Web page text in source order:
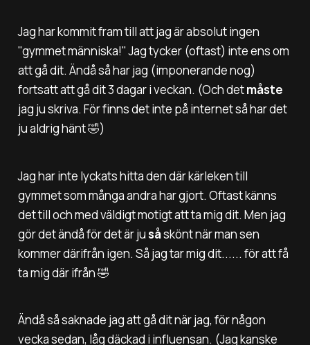
Jag har kommit fram till att jag är absolut ingen
"gymmet människa!" Jag tycker (oftast) inte ens om
att gå dit. Ändå så har jag (imponerande nog)
fortsatt att gå dit 3 dagar i veckan. (Och detmåste
jag ju skriva. För finns det inte på internet så har det
ju aldrig hänt 🤣)
Jag har inte lyckats hitta den där kärleken till
gymmet som många andra har gjort. Oftast känns
det till och med väldigt motigt att ta mig dit. Men jag
gör det ändå för det är jusåskönt när man sen
kommer därifrån igen. Så jag tar mig dit...... för att få
ta mig där ifrån 🤣
Ändå så saknade jag att gå dit när jag, för någon
vecka sedan, låg däckad i influensan. (Jag kanske